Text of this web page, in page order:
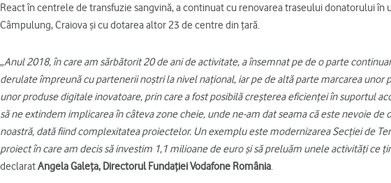
React în centrele de transfuzie sangvină, a continuat cu renovarea traseului donatorului în
Câmpulung, Craiova și cu dotarea altor 23 de centre din țară.
„Anul 2018, în care am sărbătorit 20 de ani de activitate, a însemnat pe de o parte
derulate împreună cu partenerii noștri la nivel național, iar pe de altă parte marcarea unor
unor produse digitale inovatoare, prin care a fost posibilă creșterea eficienței în suportul
să ne extindem implicarea în câteva zone cheie, unde ne-am dat seama că este nevoie de
noastră, dată fiind complexitatea proiectelor. Un exemplu este modernizarea Secției de
proiect în care am decis să investim 1,1 milioane de euro și să preluăm unele activități ce
declaratAngela Galeța, Directorul Fundației Vodafone România